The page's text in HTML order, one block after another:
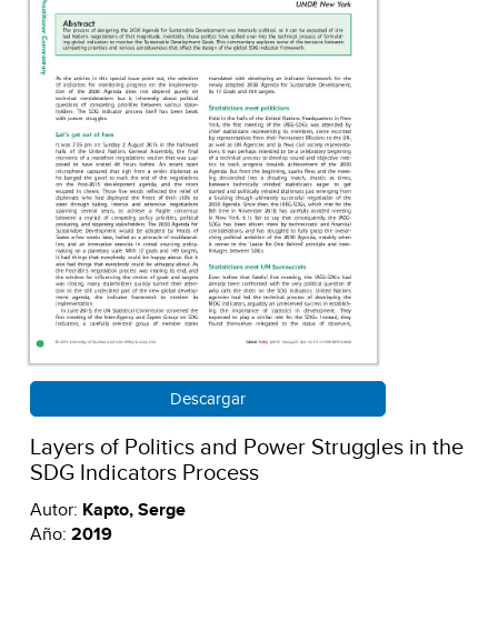
Descargar
Layers of Politics and Power Struggles in the
SDG Indicators Process
Autor: Kapto, Serge
Año: 2019